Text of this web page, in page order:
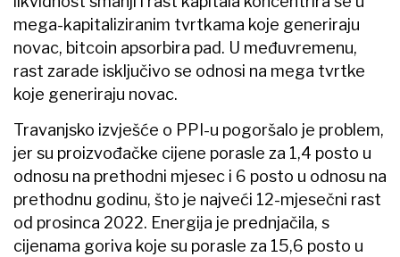
mega-kapitaliziranim tvrtkama koje generiraju
novac, bitcoin apsorbira pad. U međuvremenu,
rast zarade isključivo se odnosi na mega tvrtke
koje generiraju novac.
Travanjsko izvješće o PPI-u pogoršalo je problem,
jer su proizvođačke cijene porasle za 1,4 posto u
odnosu na prethodni mjesec i 6 posto u odnosu na
prethodnu godinu, što je najveći 12-mjesečni rast
od prosinca 2022. Energija je prednjačila, s
cijenama goriva koje su porasle za 15,6 posto u